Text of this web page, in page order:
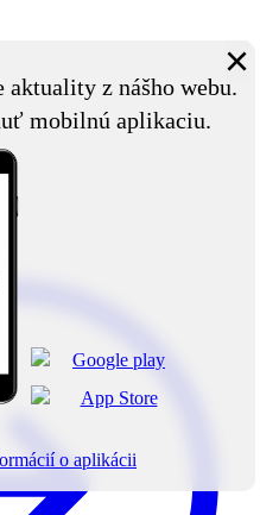
z nášho webu.
mobilnú aplikaciu.
×
o aplikácii